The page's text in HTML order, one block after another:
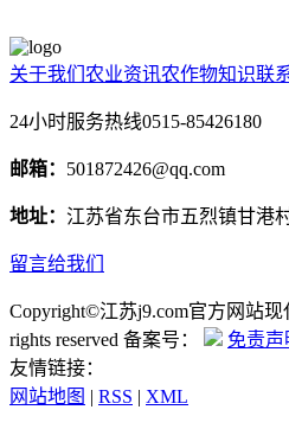
关于我们 农业资讯农作物知识联
24小时服务热线0515-85426180
邮箱： 501872426@qq.com
地址： 江苏省东台市五烈镇甘港
留言给我们
Copyright©江苏j9.com官方网站
rights reserved 备案号：
免责声
友情链接：
网站地图 | RSS | XML